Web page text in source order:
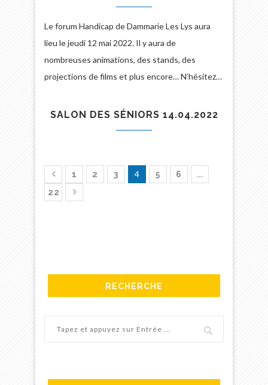
Le forum Handicap de Dammarie Les Lys aura
lieu le jeudi 12 mai 2022. Il y aura de
nombreuses animations, des stands, des
projections de films et plus encore… N’hésitez…
SALON DES SÉNIORS 14.04.2022
1 2 3 4 5 6 …
22
RECHERCHE